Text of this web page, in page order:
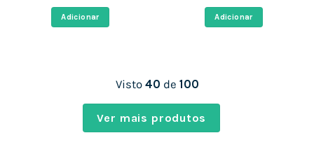
era:
899,00 €.
Adicionar
300,00 €.
Adicionar
Visto 40 de 100
Ver mais produtos